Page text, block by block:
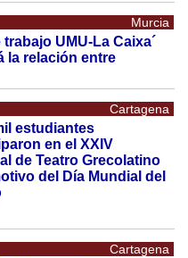
Murcia
UMU-La Caixa´
la relación entre
Cartagena
estudiantes
en el XXIV
de Teatro Grecolatino
del Día Mundial del
Cartagena